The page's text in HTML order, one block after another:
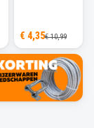
€ 4,35€ 10,99